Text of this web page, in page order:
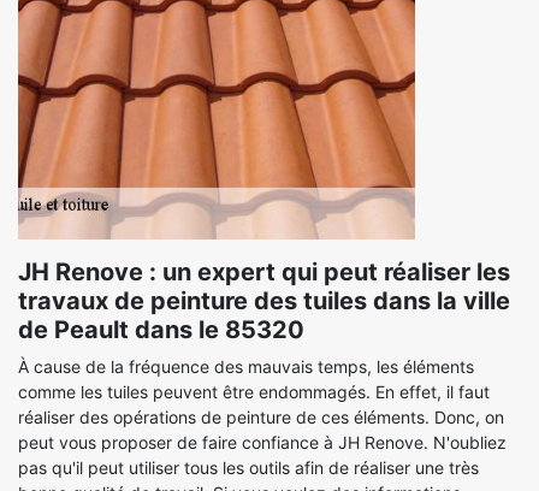
JH Renove : un expert qui peut réaliser les
travaux de peinture des tuiles dans la ville
de Peault dans le 85320
À cause de la fréquence des mauvais temps, les éléments
comme les tuiles peuvent être endommagés. En effet, il faut
réaliser des opérations de peinture de ces éléments. Donc, on
peut vous proposer de faire confiance à JH Renove. N'oubliez
pas qu'il peut utiliser tous les outils afin de réaliser une très